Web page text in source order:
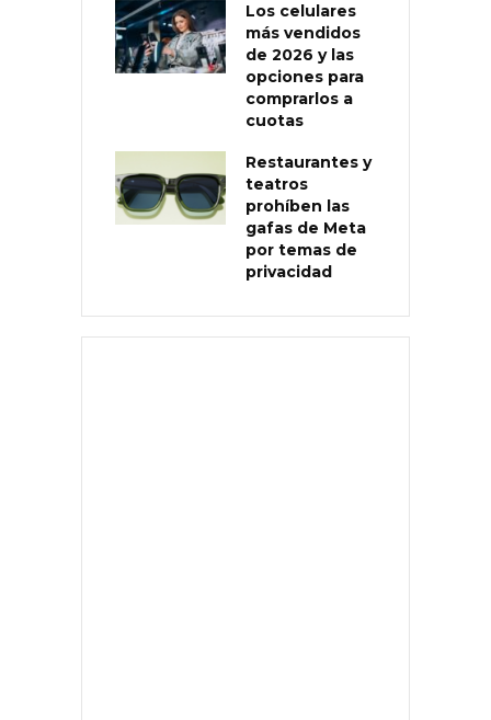
Los celulares
más vendidos
de 2026 y las
opciones para
comprarlos a
cuotas
Restaurantes y
teatros
prohíben las
gafas de Meta
por temas de
privacidad